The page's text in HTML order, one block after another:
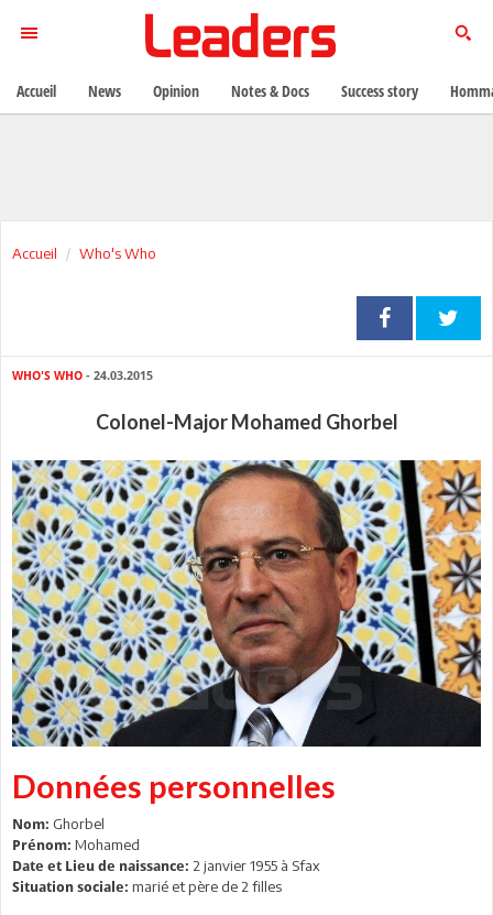
Accueil Who's Who
WHO'S WHO - 24.03.2015
Colonel-Major Mohamed Ghorbel
Données personnelles
Nom: Ghorbel
Prénom: Mohamed
Date et Lieu de naissance: 2 janvier 1955 à Sfax
Situation sociale: marié et père de 2 filles
Accueil News Opinion Notes & Docs Success story